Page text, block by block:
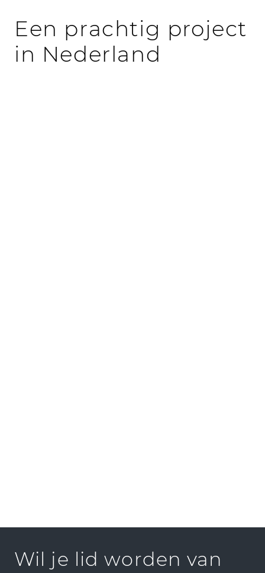
Een prachtig project
in Nederland
Wil je lid worden van